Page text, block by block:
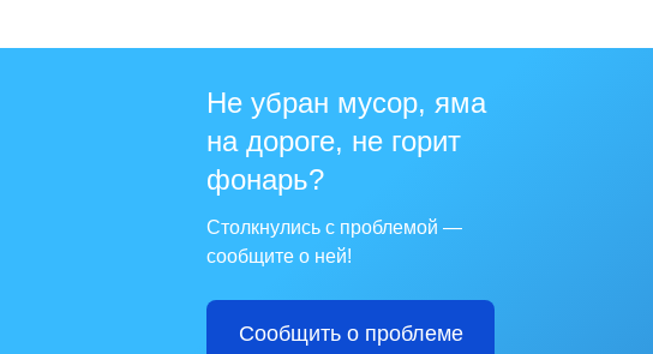
Не убран мусор, яма
на дороге, не горит
фонарь?
Столкнулись с проблемой —
сообщите о ней!
Сообщить о проблеме